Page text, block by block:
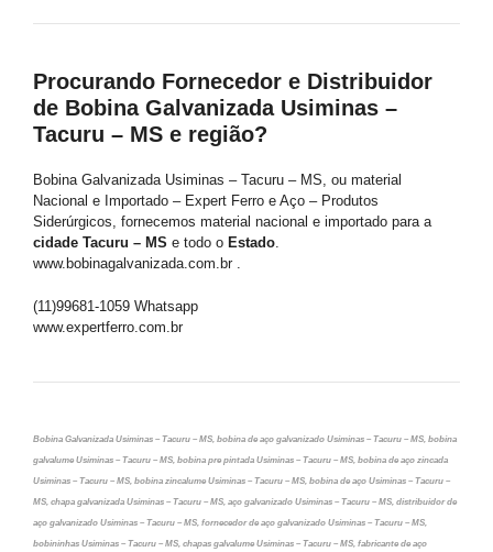
Procurando Fornecedor e Distribuidor
de Bobina Galvanizada Usiminas –
Tacuru – MS e região?
Bobina Galvanizada Usiminas – Tacuru – MS, ou material
Nacional e Importado – Expert Ferro e Aço – Produtos
Siderúrgicos, fornecemos material nacional e importado para a
cidade Tacuru – MS e todo o Estado.
www.bobinagalvanizada.com.br .
(11)99681-1059 Whatsapp
www.expertferro.com.br
Bobina Galvanizada Usiminas – Tacuru – MS, bobina de aço galvanizado Usiminas – Tacuru – MS, bobina
galvalume Usiminas – Tacuru – MS, bobina pre pintada Usiminas – Tacuru – MS, bobina de aço zincada
Usiminas – Tacuru – MS, bobina zincalume Usiminas – Tacuru – MS, bobina de aço Usiminas – Tacuru –
MS, chapa galvanizada Usiminas – Tacuru – MS, aço galvanizado Usiminas – Tacuru – MS, distribuidor de
aço galvanizado Usiminas – Tacuru – MS, fornecedor de aço galvanizado Usiminas – Tacuru – MS,
bobininhas Usiminas – Tacuru – MS, chapas galvalume Usiminas – Tacuru – MS, fabricante de aço